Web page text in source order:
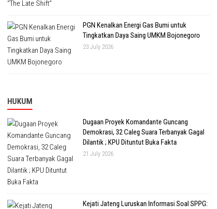
PGN Kenalkan Energi Gas Bumi untuk
Tingkatkan Daya Saing UMKM Bojonegoro
23 July 2026
HUKUM
Dugaan Proyek Komandante Guncang
Demokrasi, 32 Caleg Suara Terbanyak Gagal
Dilantik ; KPU Dituntut Buka Fakta
21 July 2026
Kejati Jateng Luruskan Informasi Soal SPPG: